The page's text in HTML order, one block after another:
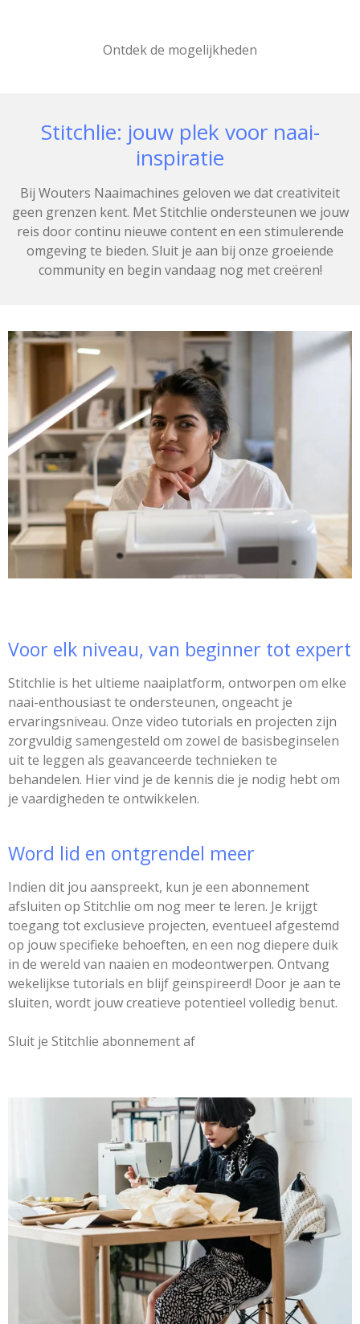
Ontdek de mogelijkheden
Stitchlie: jouw plek voor naai-
inspiratie
Bij Wouters Naaimachines geloven we dat creativiteit
geen grenzen kent. Met Stitchlie ondersteunen we jouw
reis door continu nieuwe content en een stimulerende
omgeving te bieden. Sluit je aan bij onze groeiende
community en begin vandaag nog met creëren!
Voor elk niveau, van beginner tot expert
Stitchlie is het ultieme naaiplatform, ontworpen om elke
naai-enthousiast te ondersteunen, ongeacht je
ervaringsniveau. Onze video tutorials en projecten zijn
zorgvuldig samengesteld om zowel de basisbeginselen
uit te leggen als geavanceerde technieken te
behandelen. Hier vind je de kennis die je nodig hebt om
je vaardigheden te ontwikkelen.
Word lid en ontgrendel meer
Indien dit jou aanspreekt, kun je een abonnement
afsluiten op Stitchlie om nog meer te leren. Je krijgt
toegang tot exclusieve projecten, eventueel afgestemd
op jouw specifieke behoeften, en een nog diepere duik
in de wereld van naaien en modeontwerpen. Ontvang
wekelijkse tutorials en blijf geïnspireerd! Door je aan te
sluiten, wordt jouw creatieve potentieel volledig benut.
Sluit je Stitchlie abonnement af